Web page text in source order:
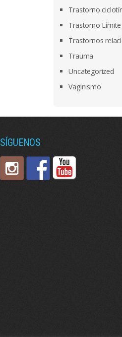
Trastorno
Trastorno
Trastornos
Trauma
Uncategorized
Vaginismo
SÍGUENOS